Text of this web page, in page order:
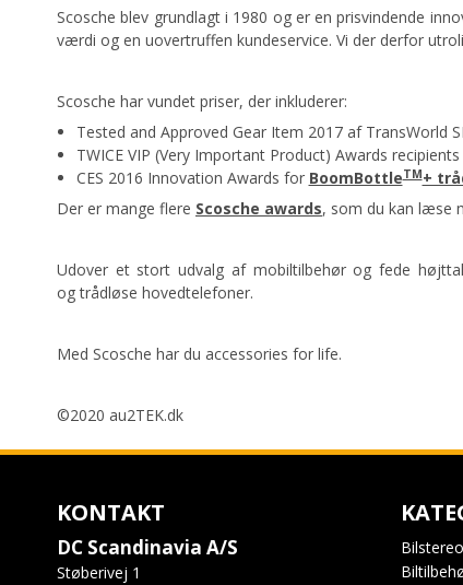
Scosche blev grundlagt i 1980 og er en prisvindende
værdi og en uovertruffen kundeservice. Vi der derfor
Scosche har vundet priser, der inkluderer:
Tested and Approved Gear Item 2017 af TransWorld
TWICE VIP (Very Important Product) Awards recipients
CES 2016 Innovation Awards for BoomBottleTM+
Der er mange flere Scosche awards, som du kan læse
Udover et stort udvalg af mobiltilbehør og fede
og trådløse hovedtelefoner.
Med Scosche har du accessories for life.
©2020 au2TEK.dk
KONTAKT
DC Scandinavia A/S
Støberivej 1
Bilstereo